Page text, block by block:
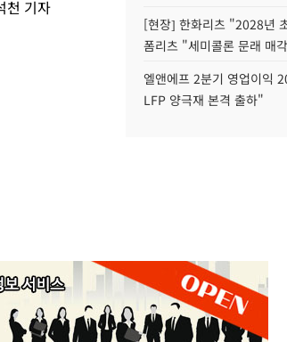
천 기자
[현장] 한화리츠 "2028년
폼리츠 "세미콜론 문래 매
엘앤에프 2분기 영업이익
LFP 양극재 본격 출하"